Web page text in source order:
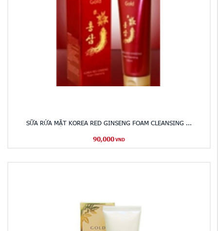
SỮA RỬA MẶT KOREA RED GINSENG FOAM CLEANSING ...
90,000 VND